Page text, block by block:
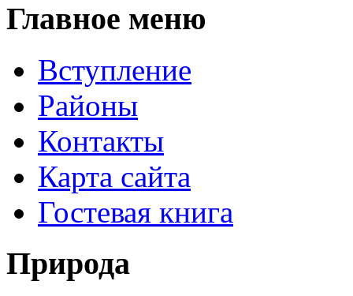
Главное меню
Вступление
Районы
Контакты
Карта сайта
Гостевая книга
Природа